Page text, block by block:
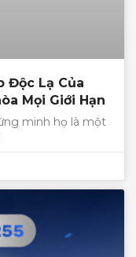
Độc Lạ Của
Mọi Giới Hạn
minh họ là một